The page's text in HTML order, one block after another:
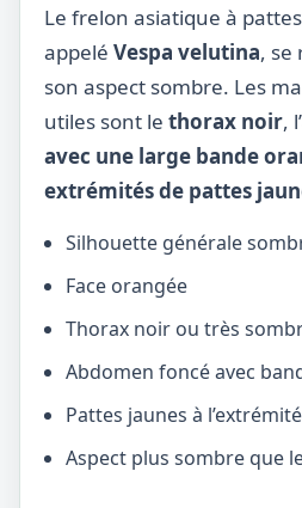
Le frelon asiatique à
appelé Vespa velutina, se
son aspect sombre. Les
utiles sont le thorax noir, l’
avec une large bande
extrémités de pattes
Silhouette générale
Face orangée
Thorax noir ou très
Abdomen foncé avec
Pattes jaunes à l’extrémité
Aspect plus sombre que